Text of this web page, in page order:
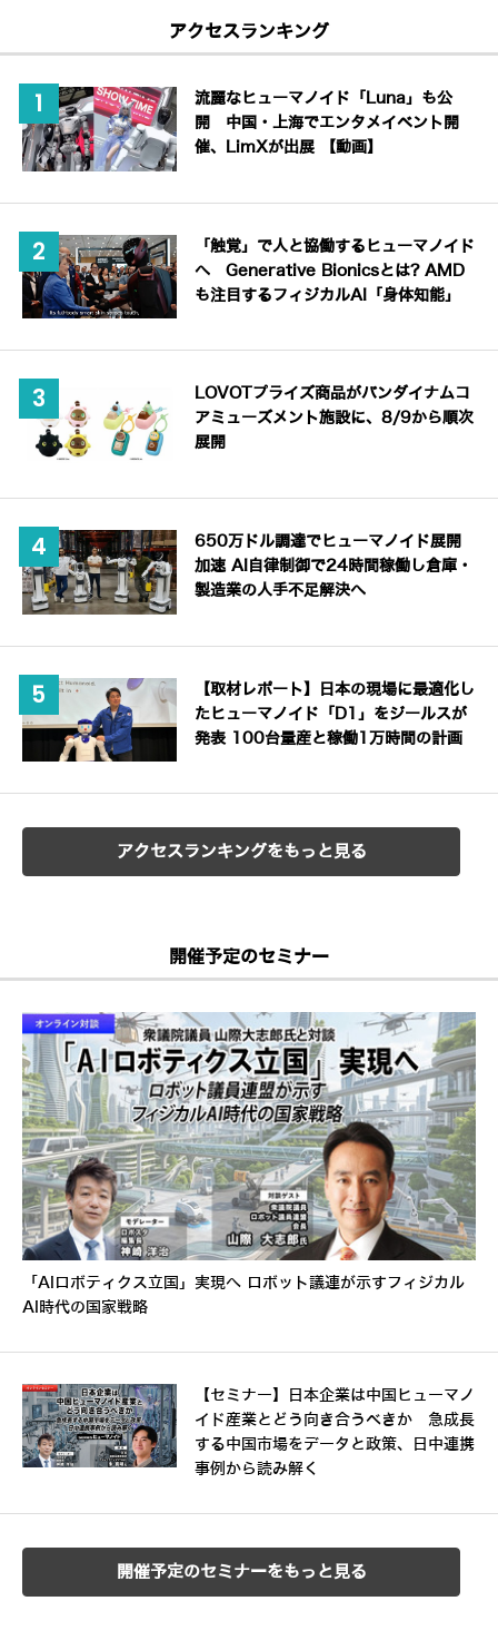
アクセスランキング
流麗なヒューマノイド「Luna」も公
開 中国・上海でエンタメイベント開
催、LimXが出展 【動画】
「触覚」で人と協働するヒューマノイド
へ Generative Bionicsとは? AMD
も注目するフィジカルAI「身体知能」
LOVOTプライズ商品がバンダイナムコ
アミューズメント施設に、8/9から順次
展開
650万ドル調達でヒューマノイド展開
加速 AI自律制御で24時間稼働し倉庫・
製造業の人手不足解決へ
【取材レポート】日本の現場に最適化し
たヒューマノイド「D1」をジールスが
発表 100台量産と稼働1万時間の計画
アクセスランキングをもっと見る
開催予定のセミナー
「AIロボティクス立国」実現へ ロボット議連が示すフィジカル
AI時代の国家戦略
【セミナー】日本企業は中国ヒューマノ
イド産業とどう向き合うべきか 急成長
する中国市場をデータと政策、日中連携
事例から読み解く
開催予定のセミナーをもっと見る